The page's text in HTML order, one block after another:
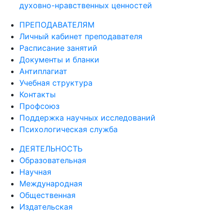
духовно-нравственных ценностей
ПРЕПОДАВАТЕЛЯМ
Личный кабинет преподавателя
Расписание занятий
Документы и бланки
Антиплагиат
Учебная структура
Контакты
Профсоюз
Поддержка научных исследований
Психологическая служба
ДЕЯТЕЛЬНОСТЬ
Образовательная
Научная
Международная
Общественная
Издательская